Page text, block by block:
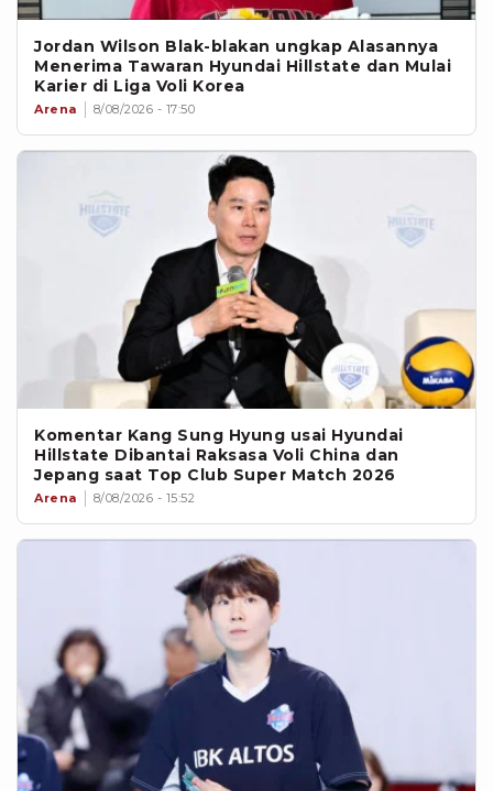
Jordan Wilson Blak-blakan ungkap Alasannya
Menerima Tawaran Hyundai Hillstate dan Mulai
Karier di Liga Voli Korea
Arena 8/08/2026 - 17:50
Komentar Kang Sung Hyung usai Hyundai
Hillstate Dibantai Raksasa Voli China dan
Jepang saat Top Club Super Match 2026
Arena 8/08/2026 - 15:52